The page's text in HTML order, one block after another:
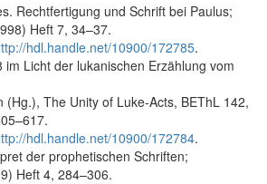
Rechtfertigung und Schrift bei Paulus;
Heft 7, 34–37.
hdl.handle.net/10900/172785.
im Licht der lukanischen Erzählung vom
(Hg.), The Unity of Luke-Acts, BEThL 142,
hdl.handle.net/10900/172784.
der prophetischen Schriften;
Heft 4, 284–306.